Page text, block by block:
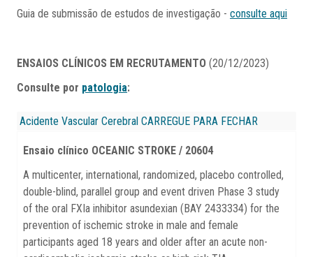
Guia de submissão de estudos de investigação -consulte aqui
ENSAIOS CLÍNICOS EM RECRUTAMENTO (20/12/2023)
Consulte por patologia:
Acidente Vascular Cerebral CARREGUE PARA FECHAR
Ensaio clínico OCEANIC STROKE / 20604
A multicenter, international, randomized, placebo controlled,
double-blind, parallel group and event driven Phase 3 study
of the oral FXIa inhibitor asundexian (BAY 2433334) for the
prevention of ischemic stroke in male and female
participants aged 18 years and older after an acute non-